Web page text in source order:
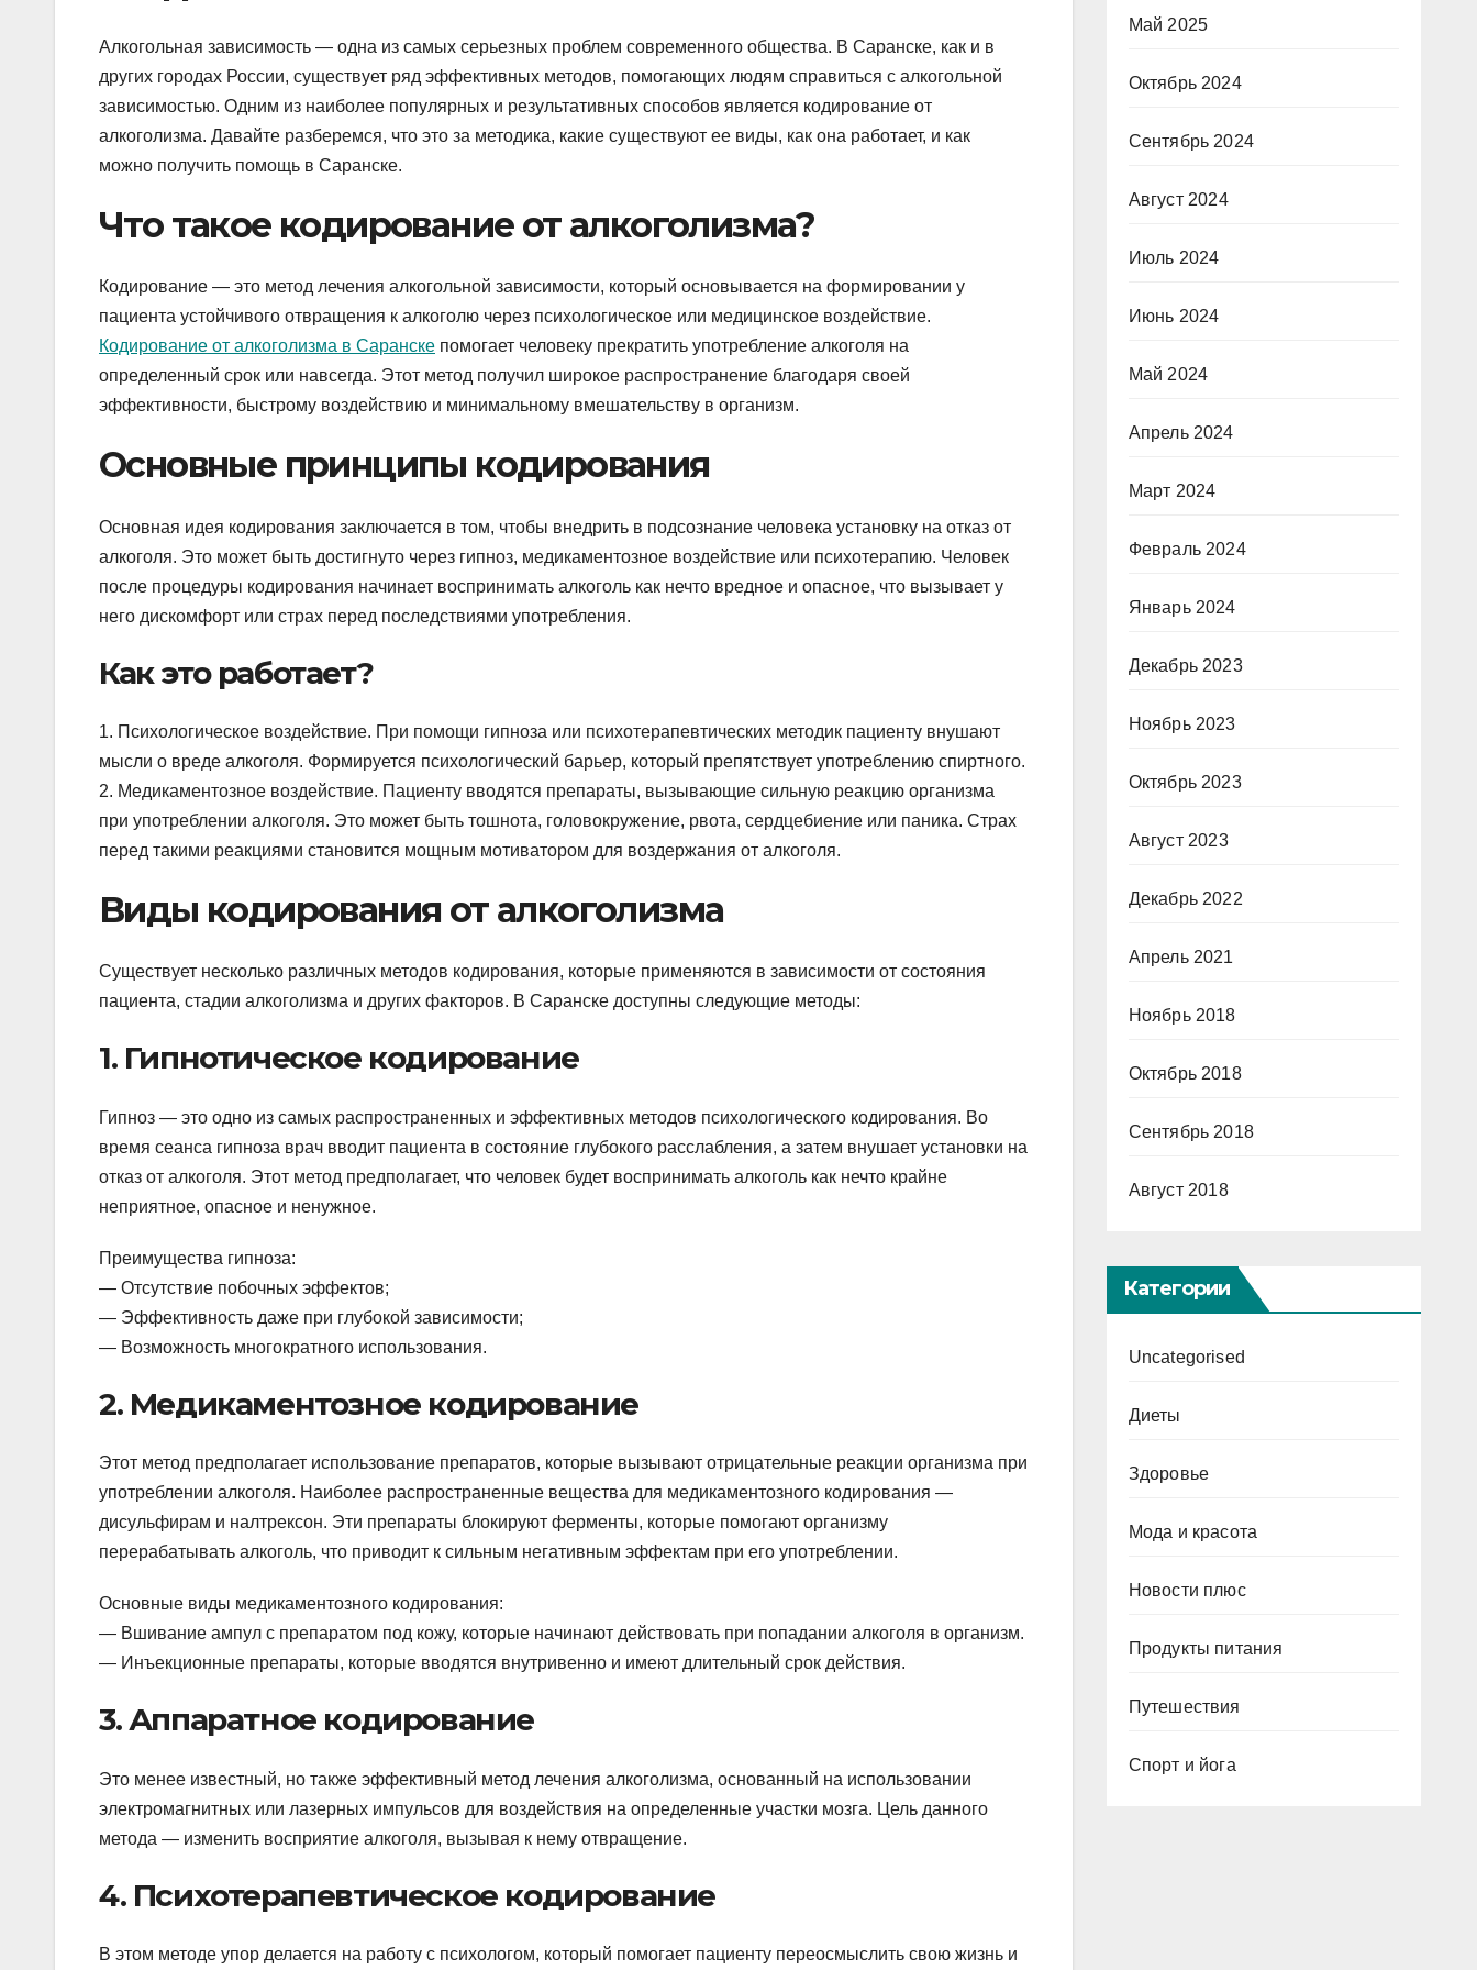
Алкогольная зависимость — одна из самых серьезных проблем современного общества. В Саранске, как и в
других городах России, существует ряд эффективных методов, помогающих людям справиться с алкогольной
зависимостью. Одним из наиболее популярных и результативных способов является кодирование от
алкоголизма. Давайте разберемся, что это за методика, какие существуют ее виды, как она работает, и как
можно получить помощь в Саранске.
Что такое кодирование от алкоголизма?
Кодирование — это метод лечения алкогольной зависимости, который основывается на формировании у
пациента устойчивого отвращения к алкоголю через психологическое или медицинское воздействие.
Кодирование от алкоголизма в Саранске помогает человеку прекратить употребление алкоголя на
определенный срок или навсегда. Этот метод получил широкое распространение благодаря своей
эффективности, быстрому воздействию и минимальному вмешательству в организм.
Основные принципы кодирования
Основная идея кодирования заключается в том, чтобы внедрить в подсознание человека установку на отказ от
алкоголя. Это может быть достигнуто через гипноз, медикаментозное воздействие или психотерапию. Человек
после процедуры кодирования начинает воспринимать алкоголь как нечто вредное и опасное, что вызывает у
него дискомфорт или страх перед последствиями употребления.
Как это работает?
1. Психологическое воздействие. При помощи гипноза или психотерапевтических методик пациенту внушают
мысли о вреде алкоголя. Формируется психологический барьер, который препятствует употреблению спиртного.
2. Медикаментозное воздействие. Пациенту вводятся препараты, вызывающие сильную реакцию организма
при употреблении алкоголя. Это может быть тошнота, головокружение, рвота, сердцебиение или паника. Страх
перед такими реакциями становится мощным мотиватором для воздержания от алкоголя.
Виды кодирования от алкоголизма
Существует несколько различных методов кодирования, которые применяются в зависимости от состояния
пациента, стадии алкоголизма и других факторов. В Саранске доступны следующие методы:
1. Гипнотическое кодирование
Гипноз — это одно из самых распространенных и эффективных методов психологического кодирования. Во
время сеанса гипноза врач вводит пациента в состояние глубокого расслабления, а затем внушает установки на
отказ от алкоголя. Этот метод предполагает, что человек будет воспринимать алкоголь как нечто крайне
неприятное, опасное и ненужное.
Преимущества гипноза:
— Отсутствие побочных эффектов;
— Эффективность даже при глубокой зависимости;
— Возможность многократного использования.
2. Медикаментозное кодирование
Этот метод предполагает использование препаратов, которые вызывают отрицательные реакции организма при
употреблении алкоголя. Наиболее распространенные вещества для медикаментозного кодирования —
дисульфирам и налтрексон. Эти препараты блокируют ферменты, которые помогают организму
перерабатывать алкоголь, что приводит к сильным негативным эффектам при его употреблении.
Основные виды медикаментозного кодирования:
— Вшивание ампул с препаратом под кожу, которые начинают действовать при попадании алкоголя в организм.
— Инъекционные препараты, которые вводятся внутривенно и имеют длительный срок действия.
3. Аппаратное кодирование
Это менее известный, но также эффективный метод лечения алкоголизма, основанный на использовании
электромагнитных или лазерных импульсов для воздействия на определенные участки мозга. Цель данного
метода — изменить восприятие алкоголя, вызывая к нему отвращение.
4. Психотерапевтическое кодирование
В этом методе упор делается на работу с психологом, который помогает пациенту переосмыслить свою жизнь и
Май 2025
Октябрь 2024
Сентябрь 2024
Август 2024
Июль 2024
Июнь 2024
Май 2024
Апрель 2024
Март 2024
Февраль 2024
Январь 2024
Декабрь 2023
Ноябрь 2023
Октябрь 2023
Август 2023
Декабрь 2022
Апрель 2021
Ноябрь 2018
Октябрь 2018
Сентябрь 2018
Август 2018
Категории
Uncategorised
Диеты
Здоровье
Мода и красота
Новости плюс
Продукты питания
Путешествия
Спорт и йога